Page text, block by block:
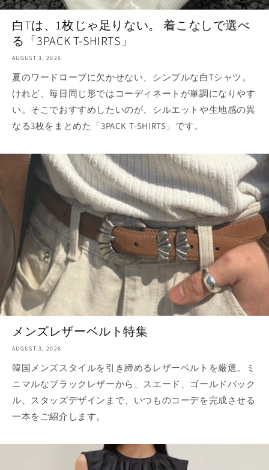
白Tは、1枚じゃ足りない。 着こなしで選べ
る「3PACK T-SHIRTS」
AUGUST 3, 2026
夏のワードローブに欠かせない、シンプルな白Tシャツ。
けれど、毎日同じ形ではコーディネートが単調になりやす
い。そこでおすすめしたいのが、シルエットや生地感の異
なる3枚をまとめた「3PACK T-SHIRTS」です。
メンズレザーベルト特集
AUGUST 3, 2026
韓国メンズスタイルを引き締めるレザーベルトを厳選。ミ
ニマルなブラックレザーから、スエード、ゴールドバック
ル、スタッズデザインまで、いつものコーデを完成させる
一本をご紹介します。